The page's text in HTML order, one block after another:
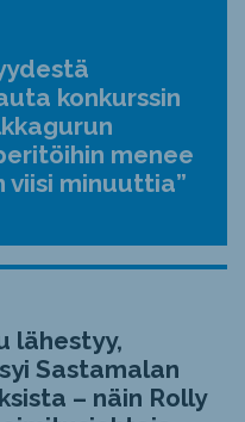
konkurssin
menee
viisi minuuttia”
lähestyy,
Sastamalan
– näin Rolly